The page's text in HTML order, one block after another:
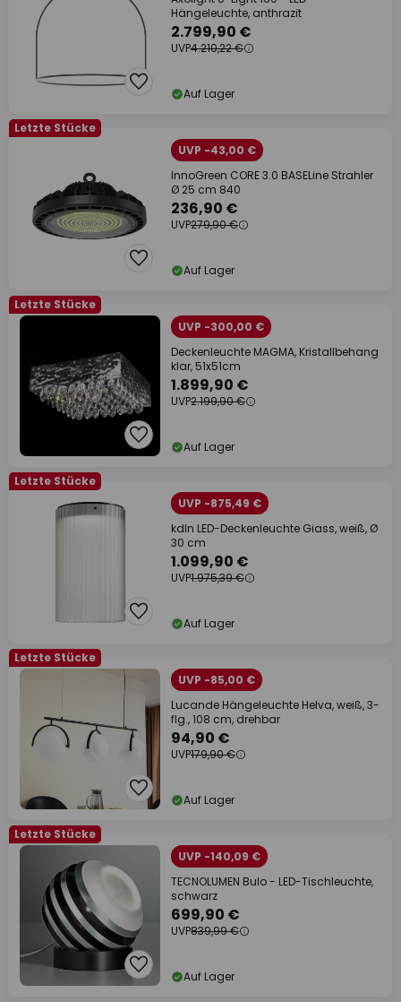
Hängeleuchte, anthrazit
2.799,90 €
UVP4.210,22 €
Auf Lager
Letzte Stücke
UVP -43,00 €
InnoGreen CORE 3.0 BASELine Strahler
Ø 25 cm 840
236,90 €
UVP279,90 €
Auf Lager
Letzte Stücke
UVP -300,00 €
Deckenleuchte MAGMA, Kristallbehang
klar, 51x51cm
1.899,90 €
UVP2.199,90 €
Auf Lager
Letzte Stücke
UVP -875,49 €
kdln LED-Deckenleuchte Giass, weiß, Ø
30 cm
1.099,90 €
UVP1.975,39 €
Auf Lager
Letzte Stücke
UVP -85,00 €
Lucande Hängeleuchte Helva, weiß, 3-
flg., 108 cm, drehbar
94,90 €
UVP179,90 €
Auf Lager
Letzte Stücke
UVP -140,09 €
TECNOLUMEN Bulo - LED-Tischleuchte,
schwarz
699,90 €
UVP839,99 €
Auf Lager